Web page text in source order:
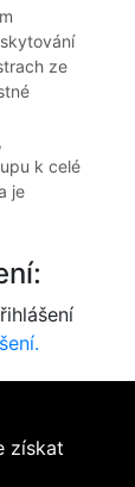
ze
k celé
je
získat